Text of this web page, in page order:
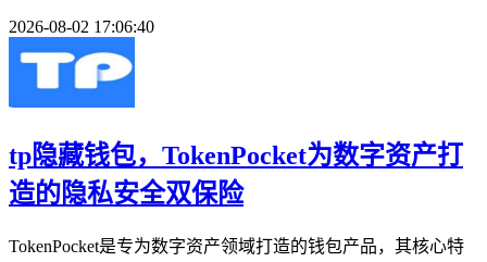
2026-08-02 17:06:40
tp隐藏钱包，TokenPocket为数字资产打
造的隐私安全双保险
TokenPocket是专为数字资产领域打造的钱包产品，其核心特